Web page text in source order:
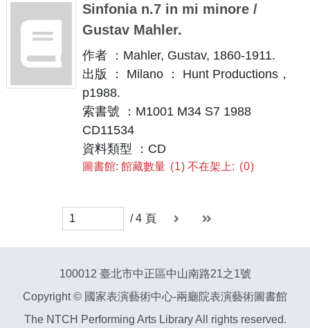
Sinfonia n.7 in mi minore /
Gustav Mahler.
作者 ：Mahler, Gustav, 1860-1911.
出版 ： Milano ： Hunt Productions，
p1988.
索書號 ：M1001 M34 S7 1988
CD11534
資料類型 ：CD
圖書館: 館藏數量 1 不在架上: 0
/ 4 頁 下一頁 末頁
100012 臺北市中正區中山南路21之1號
Copyright © 國家表演藝術中心-兩廳院表演藝術圖書館
The NTCH Performing Arts Library All rights reserved.